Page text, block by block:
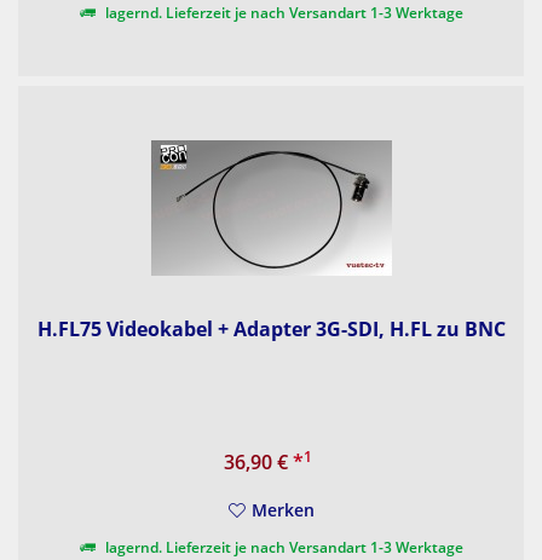
lagernd. Lieferzeit je nach Versandart 1-3 Werktage
H.FL75 Videokabel + Adapter 3G-SDI, H.FL zu BNC
36,90 €*1
Merken
lagernd. Lieferzeit je nach Versandart 1-3 Werktage